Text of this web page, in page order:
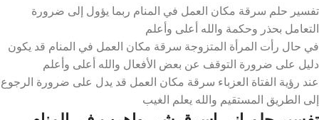
تفسير حلم سرقة مكان العمل في المنام ربما يؤول إلى ضرورة
التعامل بحذر وحكمة والله أعلى وأعلم
في حال رأت المرأة المتزوجة سرقة مكان العمل في المنام قد يكون
دليل على ضرورة التوقف عن بعض الأفعال والله أعلى وأعلم
عند رؤية الفتاة العزباء سرقة مكان العمل قد يدل على ضرورة الرجوع
إلى الطريق المستقيم والله يعلم الغيب